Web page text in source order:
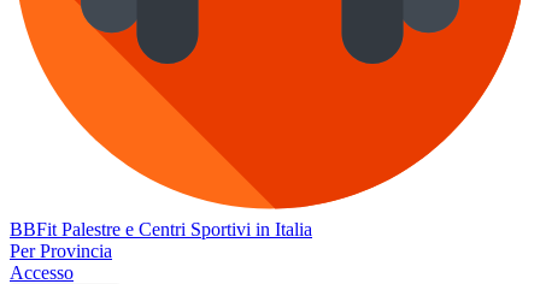
BBFit Palestre e Centri Sportivi in Italia
Per Provincia
Accesso